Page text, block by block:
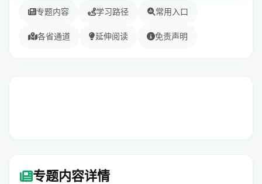
专题内容 学习路径 常用入口
各省通道 延伸阅读 免责声明
专题内容详情